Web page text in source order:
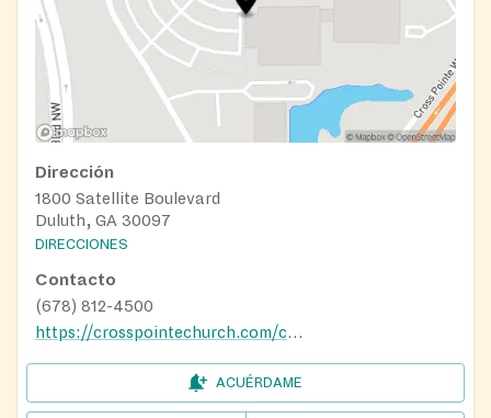
Dirección
1800 Satellite Boulevard
Duluth, GA 30097
DIRECCIONES
Contacto
(678) 812-4500
https://crosspointechurch.com/carepointe/
ACUÉRDAME